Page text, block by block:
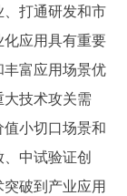
打通研发和市
应用具有重要
富应用场景优
技术攻关需
小切口场景和
中试验证创
破到产业应用